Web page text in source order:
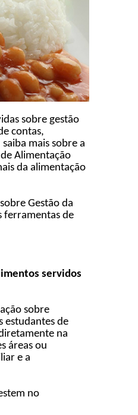
sobre gestão
contas,
mais sobre a
Alimentação
da alimentação
Gestão da
ferramentas de
servidos
sobre
estudantes de
na
áreas ou
e a
no